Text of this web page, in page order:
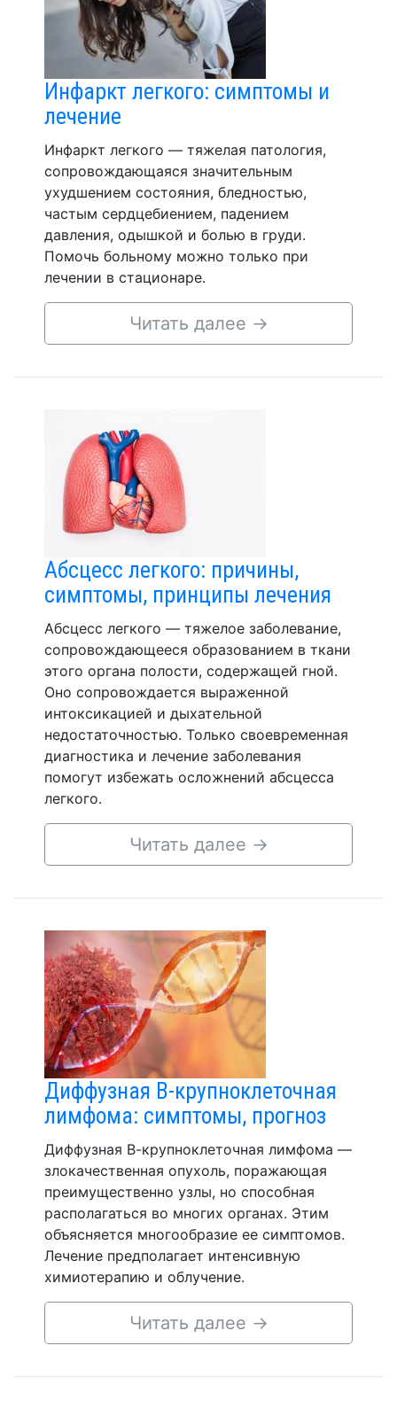
Инфаркт легкого: симптомы и
лечение
Инфаркт легкого — тяжелая патология,
сопровождающаяся значительным
ухудшением состояния, бледностью,
частым сердцебиением, падением
давления, одышкой и болью в груди.
Помочь больному можно только при
лечении в стационаре.
Читать далее →
Абсцесс легкого: причины,
симптомы, принципы лечения
Абсцесс легкого — тяжелое заболевание,
сопровождающееся образованием в ткани
этого органа полости, содержащей гной.
Оно сопровождается выраженной
интоксикацией и дыхательной
недостаточностью. Только своевременная
диагностика и лечение заболевания
помогут избежать осложнений абсцесса
легкого.
Читать далее →
Диффузная В-крупноклеточная
лимфома: симптомы, прогноз
Диффузная В-крупноклеточная лимфома —
злокачественная опухоль, поражающая
преимущественно узлы, но способная
располагаться во многих органах. Этим
объясняется многообразие ее симптомов.
Лечение предполагает интенсивную
химиотерапию и облучение.
Читать далее →